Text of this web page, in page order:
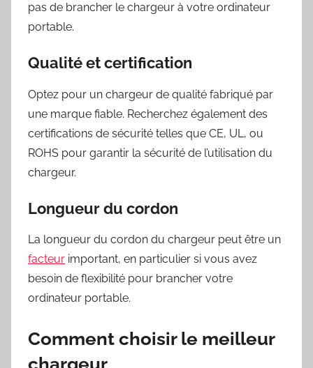
pas de brancher le chargeur à votre ordinateur
portable.
Qualité et certification
Optez pour un chargeur de qualité fabriqué par
une marque fiable. Recherchez également des
certifications de sécurité telles que CE, UL, ou
ROHS pour garantir la sécurité de l’utilisation du
chargeur.
Longueur du cordon
La longueur du cordon du chargeur peut être un
facteur important, en particulier si vous avez
besoin de flexibilité pour brancher votre
ordinateur portable.
Comment choisir le meilleur